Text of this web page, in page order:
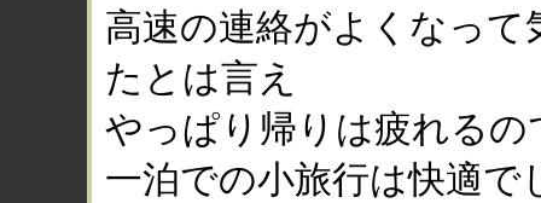
高速の連絡がよくなっ
たとは言え
やっぱり帰りは疲れるの
一泊での小旅行は快適で